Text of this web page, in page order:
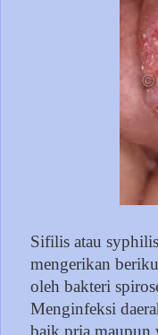
Sifilis atau
mengerikan
oleh bakteri
Menginfeksi
baik pria maupun